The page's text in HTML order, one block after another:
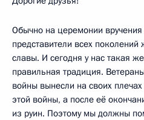
Обычно на церемонии вручения
представители всех
славы. И сегодня у нас такая
правильная традиция.
войны вынесли на своих
этой войны, а после её
из руин. Поэтому мы должны